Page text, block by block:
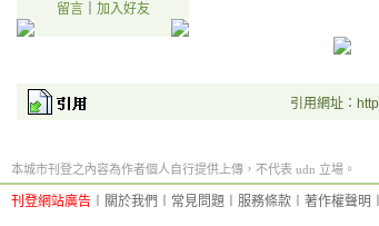
留言｜ 加入好友
引用網址：
本城市刊登之內容為作者個人自行提供上傳，不代表 udn 立場。
刊登網站廣告 關於我們 常見問題 服務條款 著作權聲明